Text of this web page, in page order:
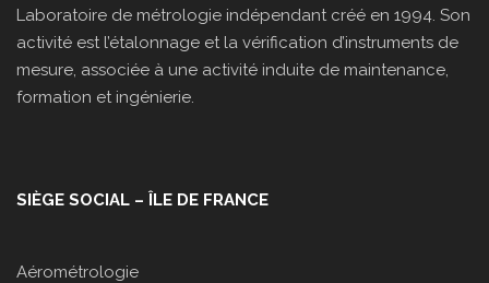
Laboratoire de métrologie indépendant créé en 1994. Son
activité est l’étalonnage et la vérification d’instruments de
mesure, associée à une activité induite de maintenance,
formation et ingénierie.
SIÈGE SOCIAL – ÎLE DE FRANCE
Aérométrologie